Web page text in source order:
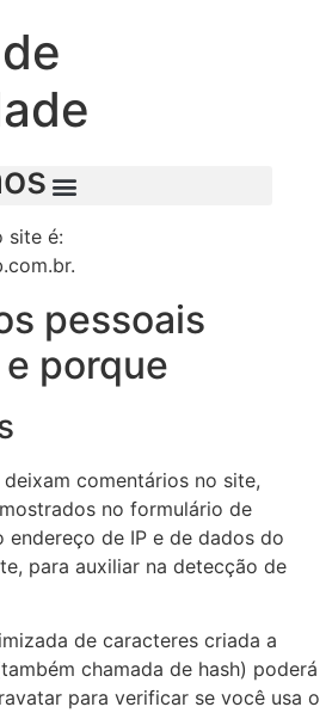
site é:
pessoais
porque
comentários no site,
no formulário de
endereço de IP e de dados do
para auxiliar na detecção de
de caracteres criada a
chamada de hash) poderá
para verificar se você usa o